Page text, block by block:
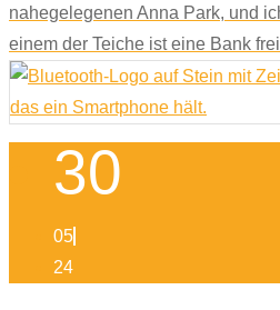
nahegelegenen Anna Park, und
einem der Teiche ist eine Bank
30
05
24